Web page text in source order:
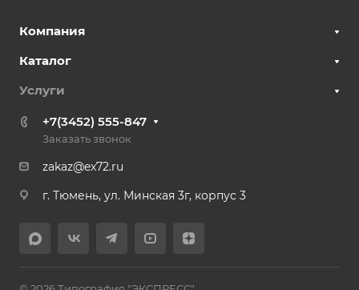
Компания
Каталог
Услуги
+7(3452) 555-847
Заказать звонок
zakaz@ex72.ru
г. Тюмень, ул. Минская 3г, корпус 3